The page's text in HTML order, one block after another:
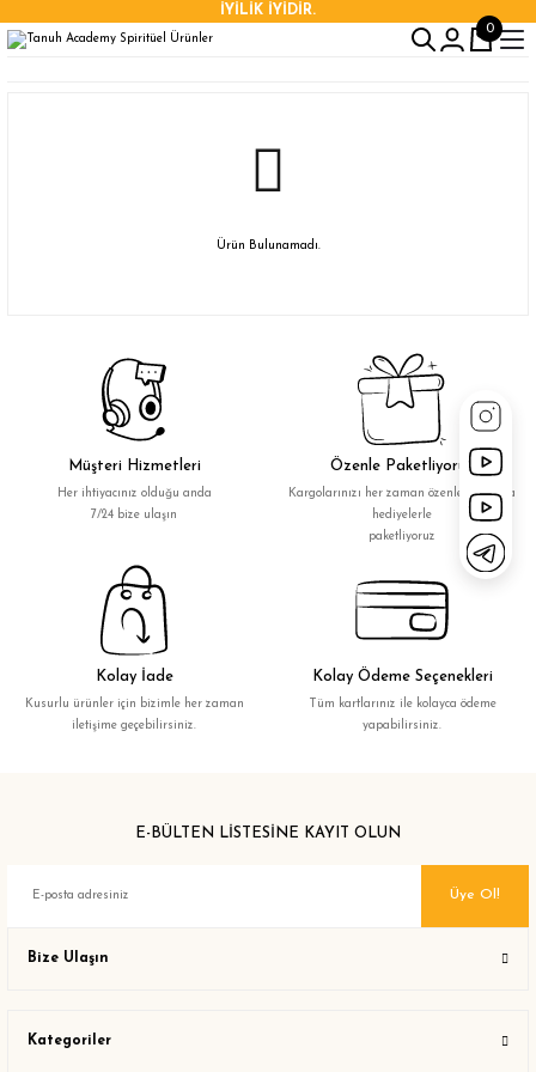
İYİLİK İYİDİR.
0
Ürün Bulunamadı.
Müşteri Hizmetleri
Her ihtiyacınız olduğu anda
7/24 bize ulaşın
Özenle Paketliyoruz
Kargolarınızı her zaman özenle ve ekstra
hediyelerle
paketliyoruz
Kolay İade
Kusurlu ürünler için bizimle her zaman
iletişime geçebilirsiniz.
Kolay Ödeme Seçenekleri
Tüm kartlarınız ile kolayca ödeme
yapabilirsiniz.
E-BÜLTEN LİSTESİNE KAYIT OLUN
Üye Ol!
Bize Ulaşın
Kategoriler